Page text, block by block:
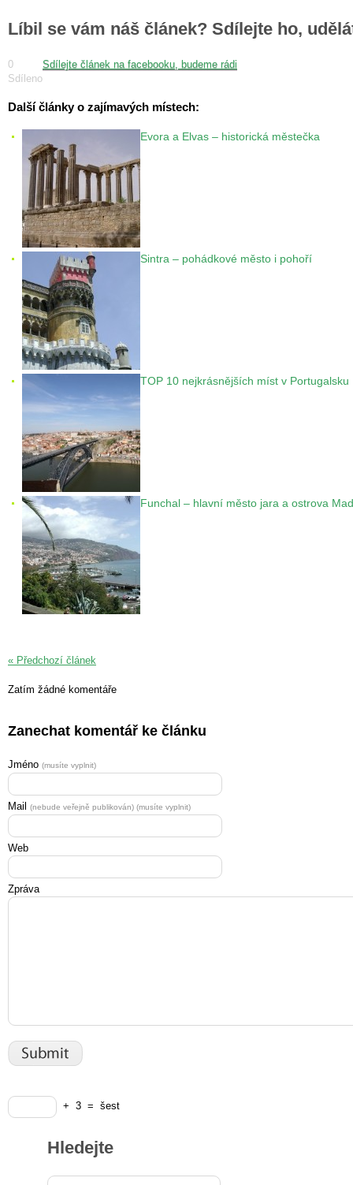
Líbil se vám náš článek? Sdílejte ho,
0
Sdíleno
Sdílejte článek na facebooku, budeme rádi
Další články o zajímavých místech:
Evora a Elvas – historická městečka
Sintra – pohádkové město i pohoří
TOP 10 nejkrásnějších míst v Portugalsku
Funchal – hlavní město jara a ostrova
« Předchozí článek
Zatím žádné komentáře
Zanechat komentář ke článku
Jméno (musíte vyplnit)
Mail (nebude veřejně publikován) (musíte vyplnit)
Web
Zpráva
+ 3 = šest
Hledejte